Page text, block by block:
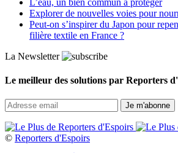
Explorer de nouvelles voies pour
Peut‑on s’inspirer du Japon pour
filière textile en France ?
La Newsletter
Le meilleur des solutions par Reporters
© Reporters d'Espoirs